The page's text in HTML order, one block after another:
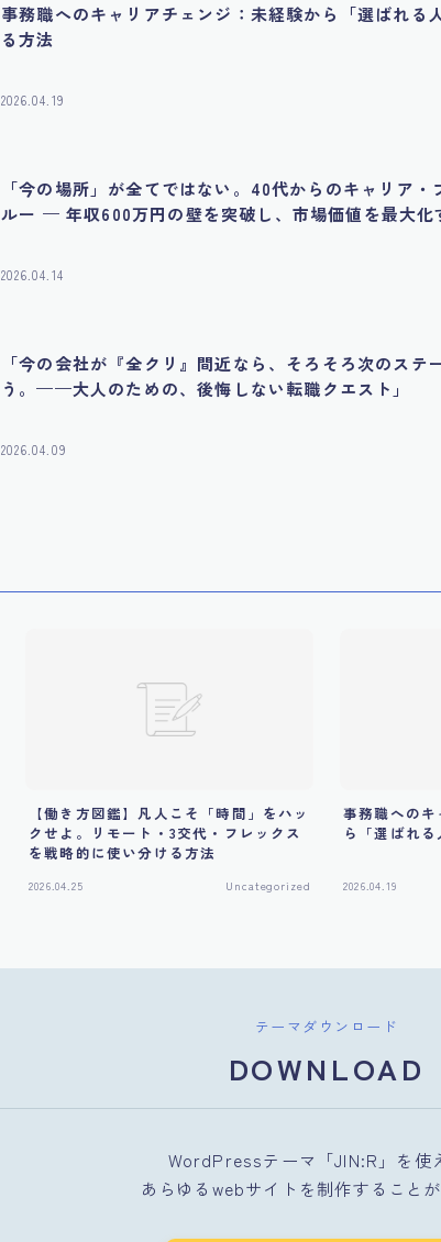
事務職へのキャリアチェンジ：未経験から「選ばれる
る方法
2026.04.19
「今の場所」が全てではない。40代からのキャリア・
ルー — 年収600万円の壁を突破し、市場価値を最大化
2026.04.14
「今の会社が『全クリ』間近なら、そろそろ次のステ
う。——大人のための、後悔しない転職クエスト」
2026.04.09
【働き方図鑑】凡人こそ「時間」をハッ
クせよ。リモート・3交代・フレックス
を戦略的に使い分ける方法
2026.04.25 Uncategorized
事務職への
ら「選ばれ
2026.04.19
テーマダウンロード
DOWNLOAD
WordPressテーマ「JIN:R」を使
あらゆるwebサイトを制作すること